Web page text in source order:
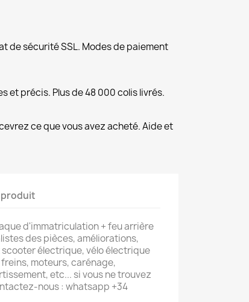
de sécurité SSL. Modes de paiement
et précis. Plus de 48 000 colis livrés.
ce que vous avez acheté. Aide et
produit
d'immatriculation + feu arrière
des pièces, améliorations,
électrique, vélo électrique
moteurs, carénage,
etc... si vous ne trouvez
nous : whatsapp +34